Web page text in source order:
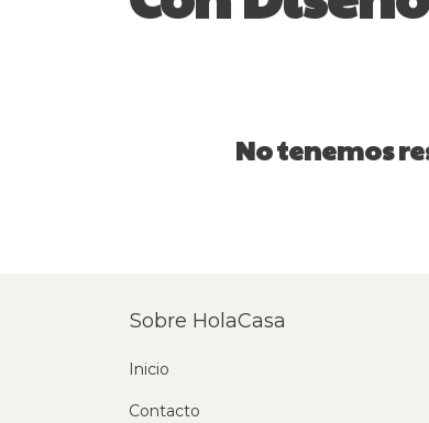
No tenemos
Sobre HolaCasa
Inicio
Contacto